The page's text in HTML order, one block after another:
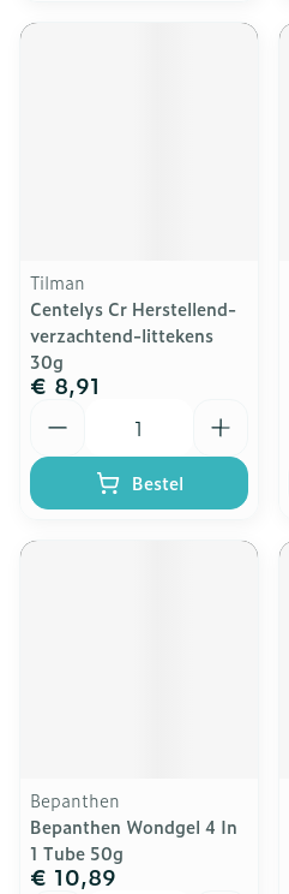
Tilman
Centelys Cr Herstellend-
verzachtend-littekens
30g
€ 8,91
Bestel
Bepanthen
Bepanthen Wondgel 4 In
1 Tube 50g
€ 10,89